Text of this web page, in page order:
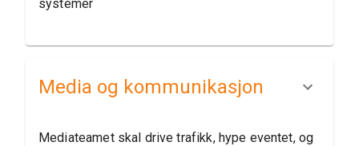
systemer
Media og kommunikasjon
Mediateamet skal drive trafikk, hype eventet, og